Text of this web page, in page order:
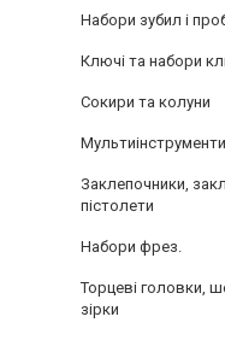
Набори зубил і
Ключі та набори
Сокири та колуни
Заклепочники,
пістолети
Набори фрез.
Торцеві головки,
зірки